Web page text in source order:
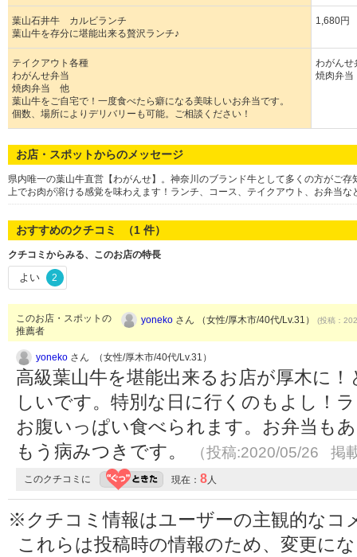
葉山石井牛 カルビランチ
葉山牛を存分に堪能出来る贅沢ランチ♪
1,680円
テイクアウト各種
わがんせ弁当
焼肉弁当 他
葉山牛をご自宅で！一度食べたら癖になる美味しいお弁当です。
個数、場所によりデリバリーも可能。ご相談ください！
わがん
焼肉弁
お店・スポットからのメッセージ
県内唯一の葉山牛直営【わがんせ】。神奈川のブランド牛として多くの方がご
上でお肉が溶ける感覚を味わえます！ランチ、コース、テイクアウト、お弁当
おすすめのクチコミ （1 件）
クチコミからみる、このお店の特長
よい 2
このお店・スポットの
推薦者
yoneko さん （女性/厚木市/40代/Lv.31） (投稿：
yoneko さん （女性/厚木市/40代/Lv.31）
高級葉山牛を堪能出来るお店が厚木に
しいです。特別な日に行くのもよし！
お腹いっぱい食べられます。お弁当も
もう病みつきです。
（投稿:2020/05/26 掲
このクチコミに 現在： 8 人
※クチコミ情報はユーザーの主観的なコ
これらは投稿時の情報のため、変更に